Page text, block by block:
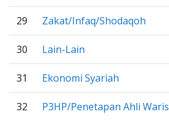
29 Zakat/Infaq/Shodaqoh
30 Lain-Lain
31 Ekonomi Syariah
32 P3HP/Penetapan Ahli Waris